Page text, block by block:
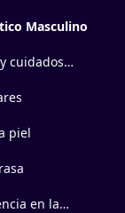
Masculino
cuidados
piel
en la